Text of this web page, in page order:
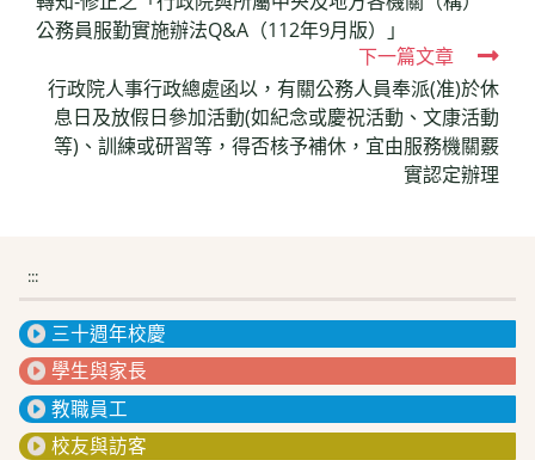
more
articles
公務員服勤實施辦法Q&A（112年9月版）」
下一篇文章
行政院人事行政總處函以，有關公務人員奉派(准)於休
息日及放假日參加活動(如紀念或慶祝活動、文康活動
等)、訓練或研習等，得否核予補休，宜由服務機關覈
實認定辦理
:::
三十週年校慶
學生與家長
教職員工
校友與訪客